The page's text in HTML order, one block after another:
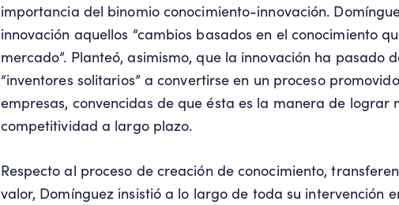
importancia del binomio conocimiento-innovación.
innovación aquellos “cambios basados en el conocimiento
mercado”. Planteó, asimismo, que la innovación ha pasado
“inventores solitarios” a convertirse en un proceso
empresas, convencidas de que ésta es la manera de lograr
competitividad a largo plazo.
Respecto al proceso de creación de conocimiento,
valor, Domínguez insistió a lo largo de toda su intervención